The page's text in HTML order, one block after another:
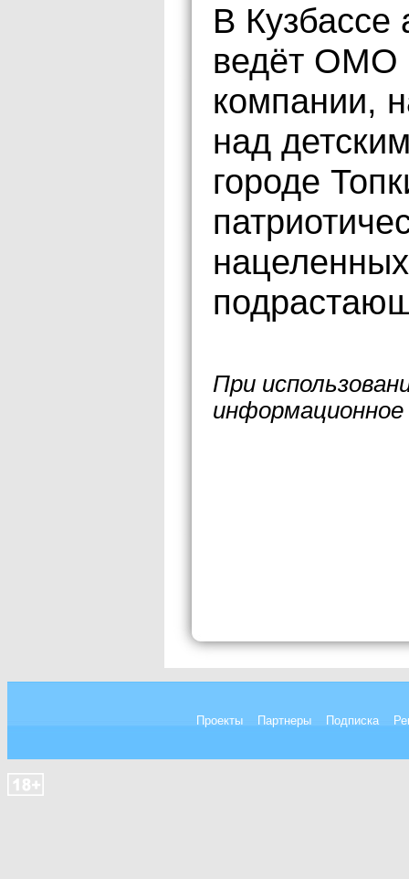
В Кузбассе
ведёт ОМО
компании,
над
городе
При
Проекты Партнеры Подписка